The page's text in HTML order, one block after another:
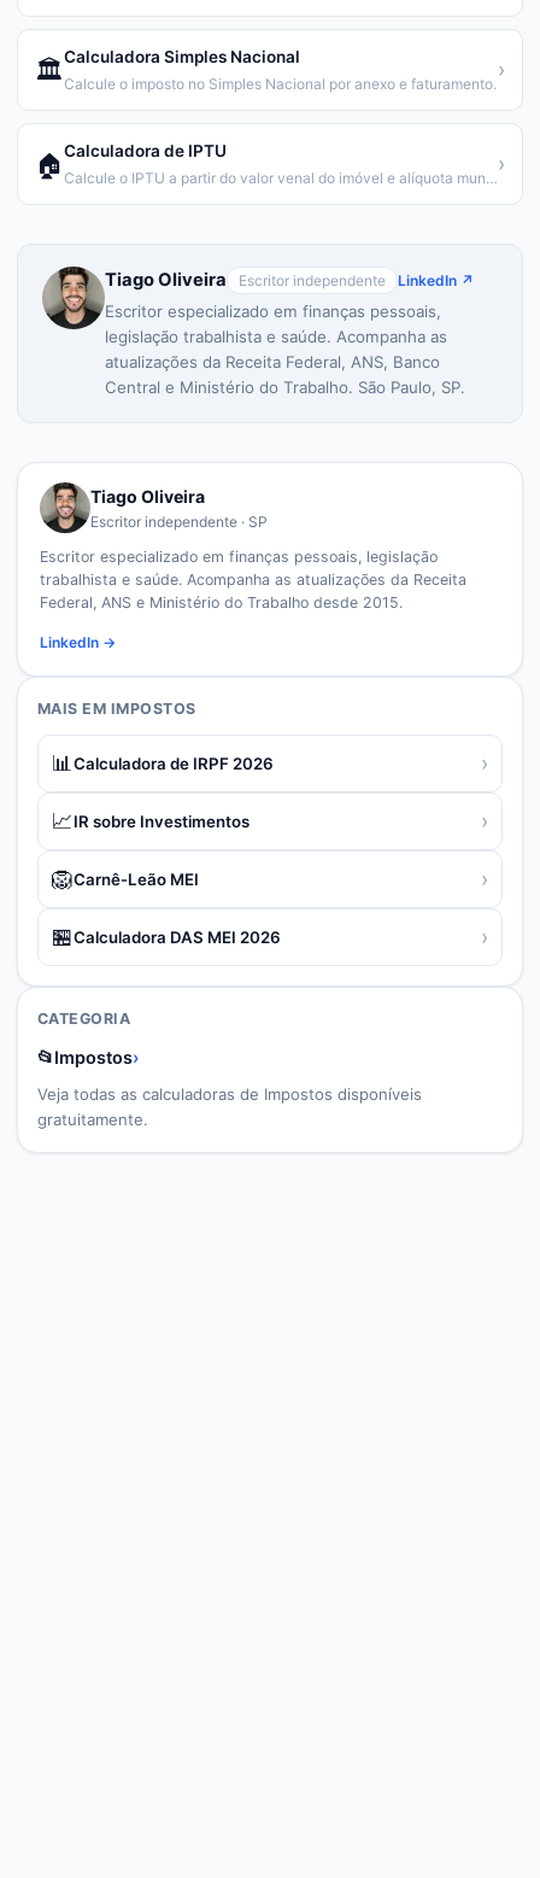
🏛️Calculadora Simples Nacional
Calcule o imposto no Simples Nacional por anexo e faturamento.
›
🏠Calculadora de IPTU
Calcule o IPTU a partir do valor venal do imóvel e alíquota municipal.
›
Tiago Oliveira Escritor independente LinkedIn ↗
Escritor especializado em finanças pessoais,
legislação trabalhista e saúde. Acompanha as
atualizações da Receita Federal, ANS, Banco
Central e Ministério do Trabalho. São Paulo, SP.
Tiago Oliveira
Escritor independente · SP
Escritor especializado em finanças pessoais, legislação
trabalhista e saúde. Acompanha as atualizações da Receita
Federal, ANS e Ministério do Trabalho desde 2015.
LinkedIn →
MAIS EM IMPOSTOS
📊 Calculadora de IRPF 2026 ›
📈IR sobre Investimentos ›
🦁Carnê-Leão MEI ›
🏪Calculadora DAS MEI 2026 ›
CATEGORIA
📂Impostos›
Veja todas as calculadoras de Impostos disponíveis
gratuitamente.